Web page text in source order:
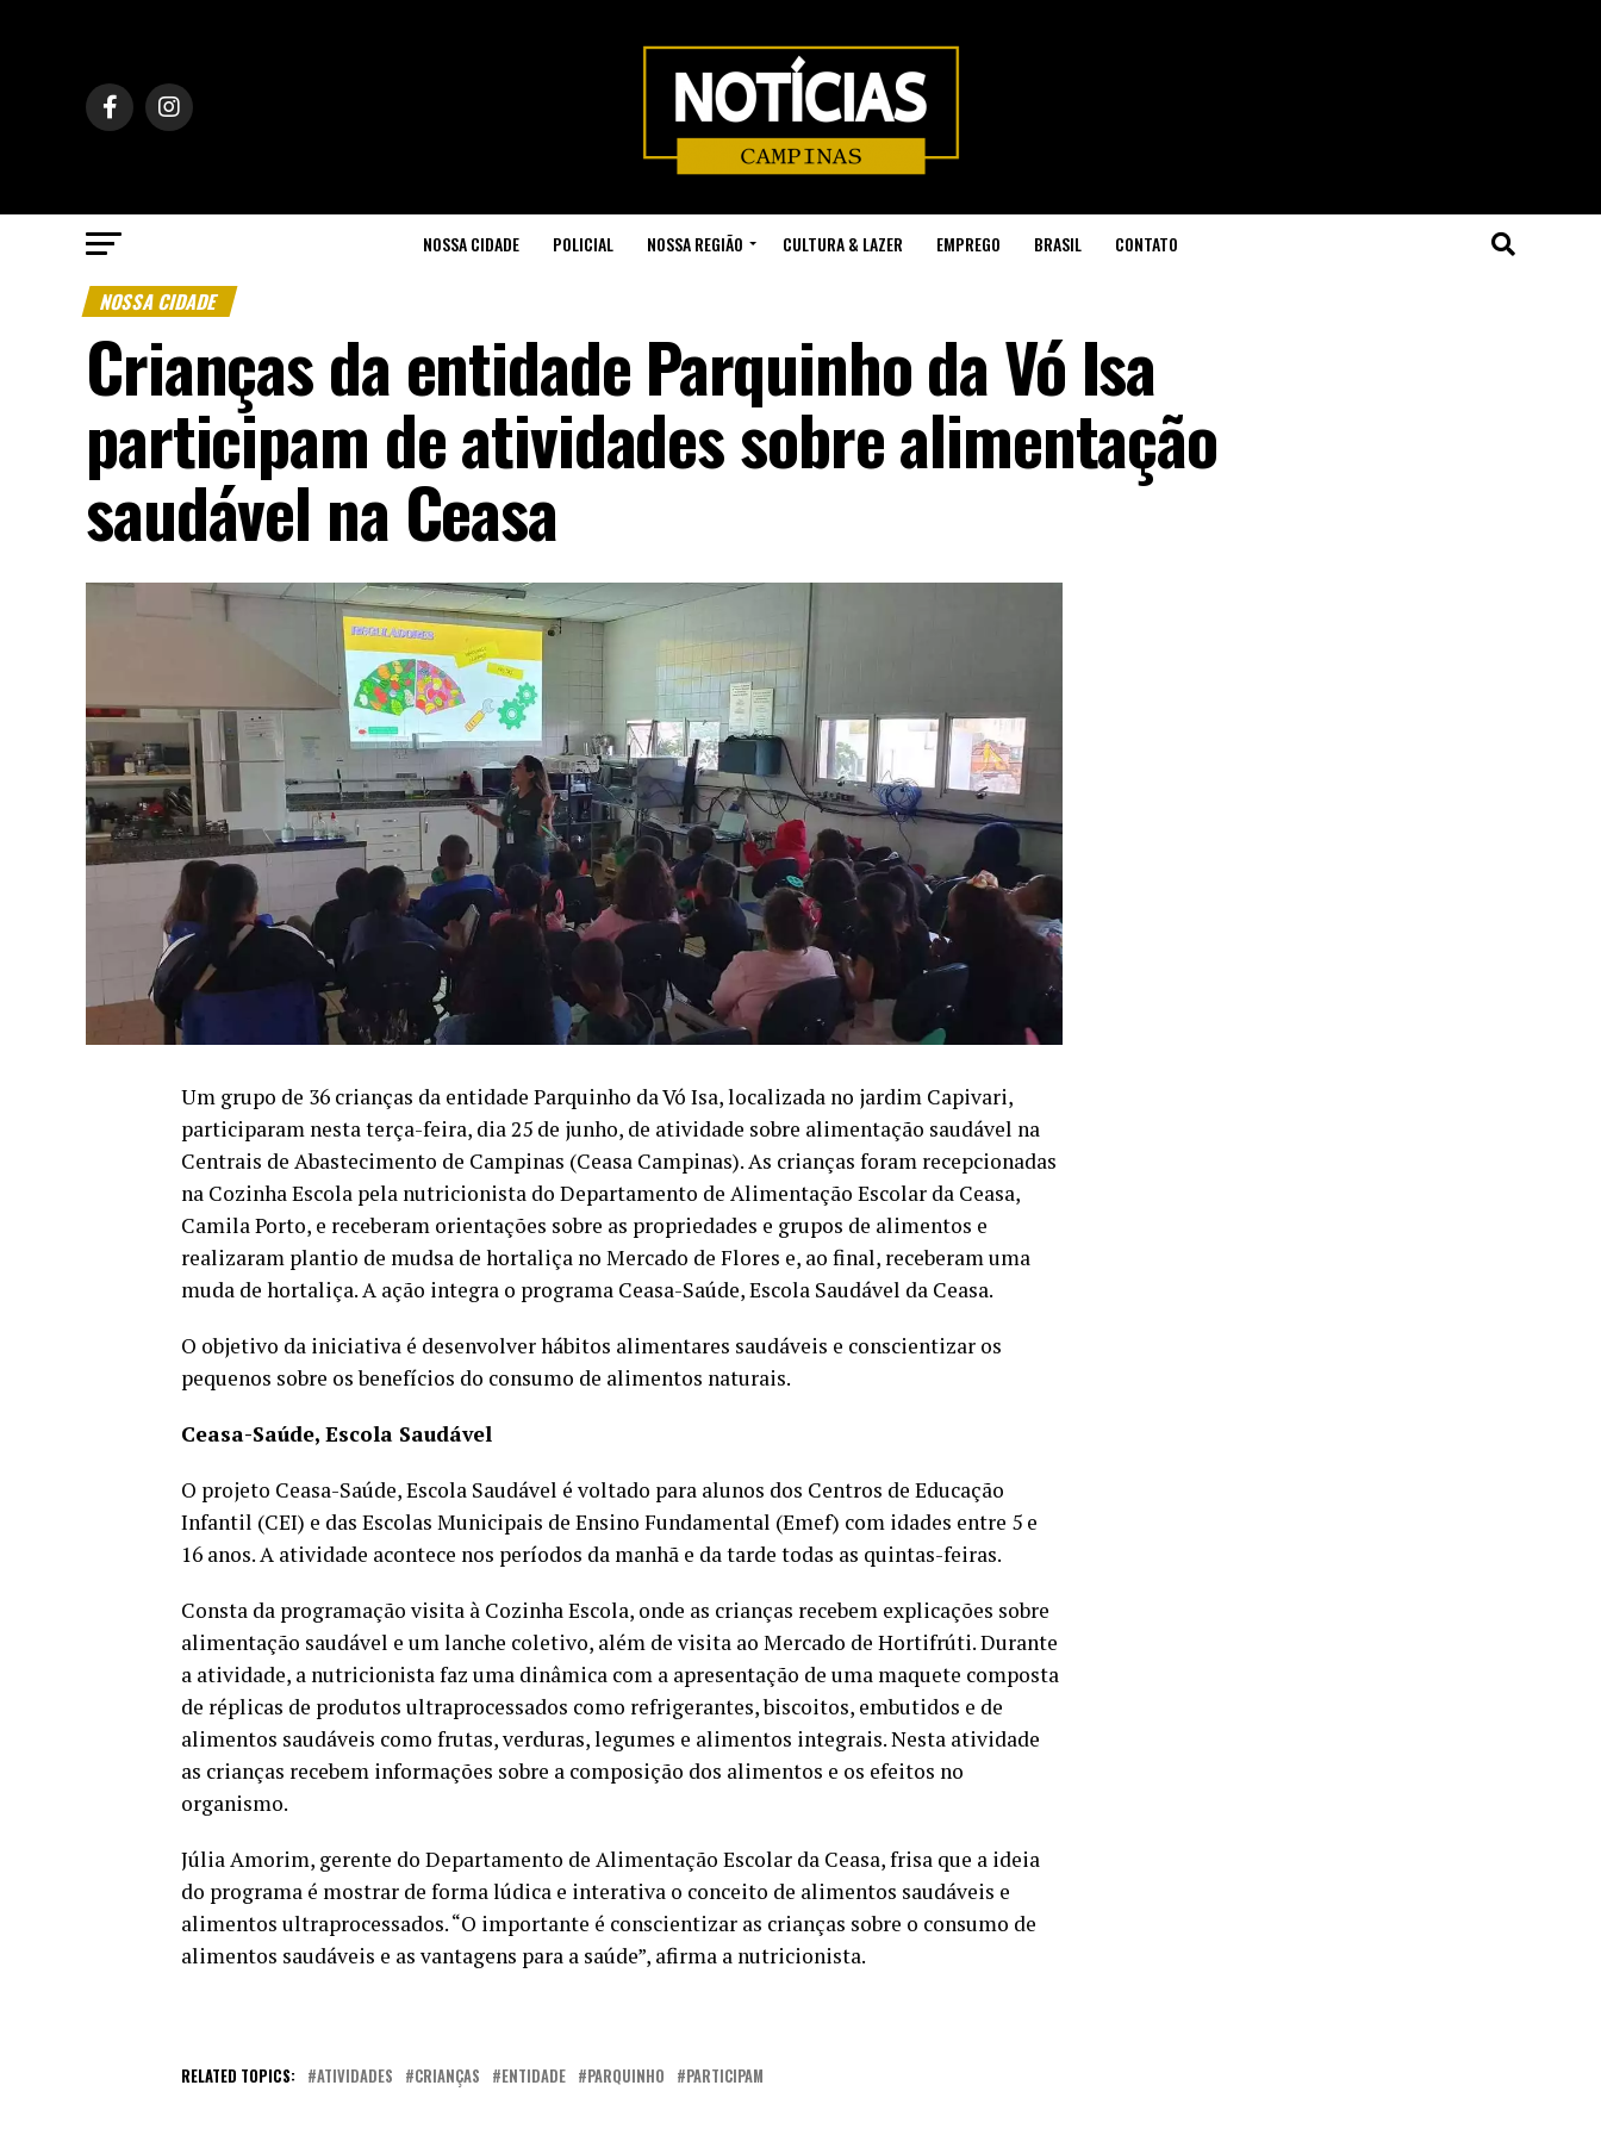
NOSSA CIDADE POLICIAL NOSSA REGIÃO CULTURA & LAZER EMPREGO BRASIL CONTATO
NOSSA CIDADE
Crianças da entidade Parquinho da Vó Isa
participam de atividades sobre alimentação
saudável na Ceasa
Um grupo de 36 crianças da entidade Parquinho da Vó Isa, localizada no jardim Capivari,
participaram nesta terça-feira, dia 25 de junho, de atividade sobre alimentação saudável na
Centrais de Abastecimento de Campinas (Ceasa Campinas). As crianças foram recepcionadas
na Cozinha Escola pela nutricionista do Departamento de Alimentação Escolar da Ceasa,
Camila Porto, e receberam orientações sobre as propriedades e grupos de alimentos e
realizaram plantio de mudsa de hortaliça no Mercado de Flores e, ao final, receberam uma
muda de hortaliça. A ação integra o programa Ceasa-Saúde, Escola Saudável da Ceasa.
O objetivo da iniciativa é desenvolver hábitos alimentares saudáveis e conscientizar os
pequenos sobre os benefícios do consumo de alimentos naturais.
Ceasa-Saúde, Escola Saudável
O projeto Ceasa-Saúde, Escola Saudável é voltado para alunos dos Centros de Educação
Infantil (CEI) e das Escolas Municipais de Ensino Fundamental (Emef) com idades entre 5 e
16 anos. A atividade acontece nos períodos da manhã e da tarde todas as quintas-feiras.
Consta da programação visita à Cozinha Escola, onde as crianças recebem explicações sobre
alimentação saudável e um lanche coletivo, além de visita ao Mercado de Hortifrúti. Durante
a atividade, a nutricionista faz uma dinâmica com a apresentação de uma maquete composta
de réplicas de produtos ultraprocessados como refrigerantes, biscoitos, embutidos e de
alimentos saudáveis como frutas, verduras, legumes e alimentos integrais. Nesta atividade
as crianças recebem informações sobre a composição dos alimentos e os efeitos no
organismo.
Júlia Amorim, gerente do Departamento de Alimentação Escolar da Ceasa, frisa que a ideia
do programa é mostrar de forma lúdica e interativa o conceito de alimentos saudáveis e
alimentos ultraprocessados. “O importante é conscientizar as crianças sobre o consumo de
alimentos saudáveis e as vantagens para a saúde”, afirma a nutricionista.
RELATED TOPICS: ATIVIDADES CRIANÇAS ENTIDADE PARQUINHO PARTICIPAM